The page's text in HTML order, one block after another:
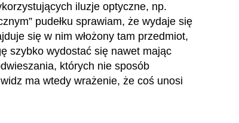
iluzje optyczne, np.
pudełku sprawiam, że wydaje się
się w nim włożony tam przedmiot,
szybko wydostać się nawet mając
których nie sposób
ma wtedy wrażenie, że coś unosi